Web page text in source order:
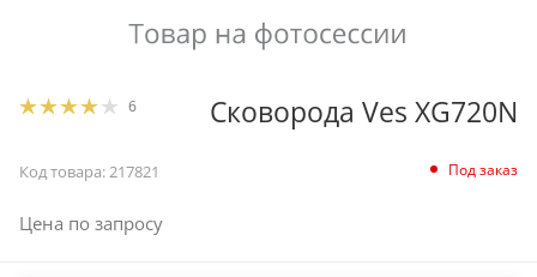
6 Сковорода Ves XG720N
Код товара:217821 Под заказ
Цена по запросу